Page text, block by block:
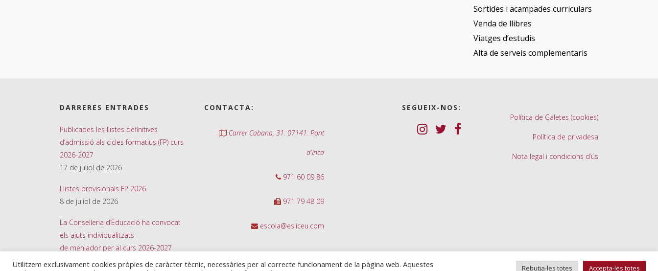
Sortides i acampades curriculars
Venda de llibres
Viatges d’estudis
Alta de serveis complementaris
DARRERES ENTRADES
Publicades les llistes definitives
d’admissió als cicles formatius (FP) curs
2026-2027
17 de juliol de 2026
Llistes provisionals FP 2026
8 de juliol de 2026
La Conselleria d’Educació ha convocat
els ajuts individualitzats
de menjador per al curs 2026-2027
26 de juny de 2026
CONTACTA:
Carrer Cabana, 31. 07141. Pont
d'Inca
971 60 09 86
971 79 48 09
escola@esliceu.com
SEGUEIX-NOS:
Política de Galetes (cookies)
Política de privadesa
Nota legal i condicions d’ús
Utilitzem exclusivament cookies pròpies de caràcter tècnic, necessàries per al correcte funcionament de la pàgina web. Aquestes
Rebutja-les totes Accepta-les totes